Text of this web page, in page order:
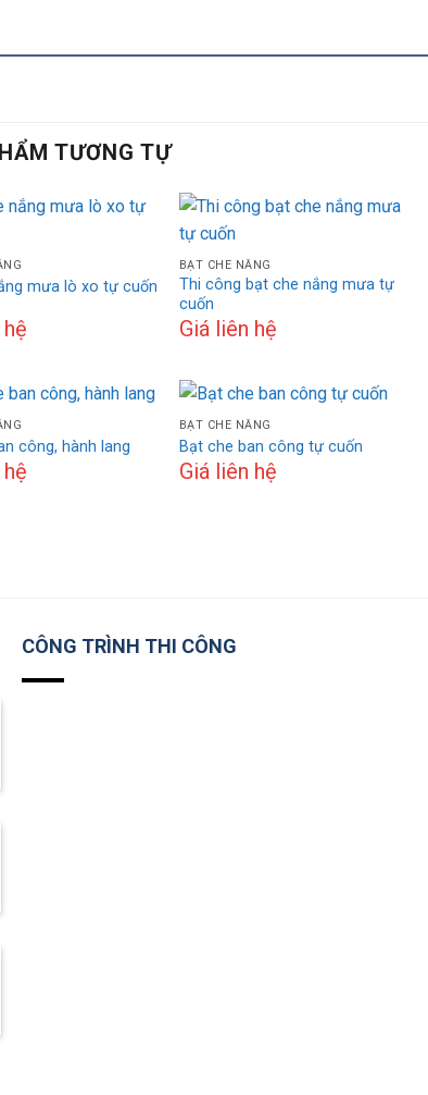
TƯƠNG TỰ
mưa lò xo tự cuốn
BẠT CHE NẮNG
Thi công bạt che nắng mưa tự
cuốn
Giá liên hệ
công, hành lang
BẠT CHE NẮNG
Bạt che ban công tự cuốn
Giá liên hệ
CÔNG TRÌNH THI CÔNG